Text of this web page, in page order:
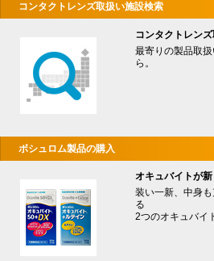
コンタクトレンズ取扱い施設検索
コンタクトレン
最寄りの製品取
ら。
ボシュロム製品の購入
オキュバイトが新
装い一新、中身
る
2つのオキュバイ